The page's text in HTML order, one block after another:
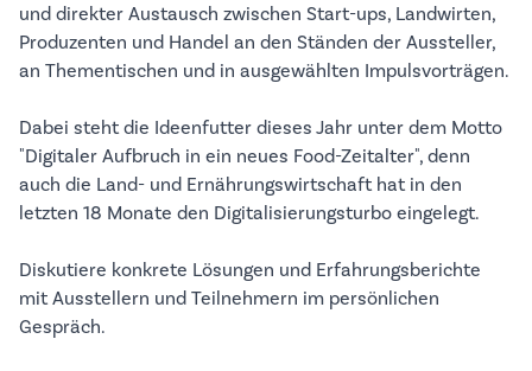
und direkter Austausch zwischen Start-ups, Landwirten,
Produzenten und Handel an den Ständen der Aussteller,
an Thementischen und in ausgewählten Impulsvorträgen.
Dabei steht die Ideenfutter dieses Jahr unter dem Motto
"Digitaler Aufbruch in ein neues Food-Zeitalter", denn
auch die Land- und Ernährungswirtschaft hat in den
letzten 18 Monate den Digitalisierungsturbo eingelegt.
Diskutiere konkrete Lösungen und Erfahrungsberichte
mit Ausstellern und Teilnehmern im persönlichen
Gespräch.